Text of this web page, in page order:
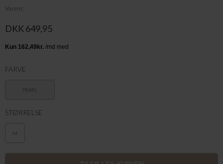
Varenr.
DKK 649,95
FARVE
PEARL
STØRRELSE
M